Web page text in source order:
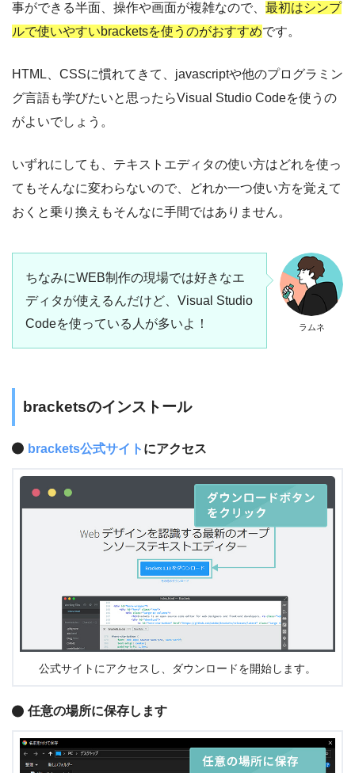
事ができる半面、操作や画面が複雑なので、 最初はシンプ
ルで使いやすいbracketsを使うのがおすすめです。
HTML、CSSに慣れてきて、javascriptや他のプログラミン
グ言語も学びたいと思ったらVisual Studio Codeを使うの
がよいでしょう。
いずれにしても、テキストエディタの使い方はどれを使っ
てもそんなに変わらないので、どれか一つ使い方を覚えて
おくと乗り換えもそんなに手間ではありません。
ラムネ
ちなみにWEB制作の現場では好きなエ
ディタが使えるんだけど、Visual Studio
Codeを使っている人が多いよ！
bracketsのインストール
brackets公式サイト にアクセス
公式サイトにアクセスし、ダウンロードを開始します。
任意の場所に保存します